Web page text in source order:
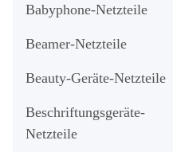
Babyphone-Netzteile
Beamer-Netzteile
Beauty-Geräte-Netzteile
Beschriftungsgeräte-
Netzteile